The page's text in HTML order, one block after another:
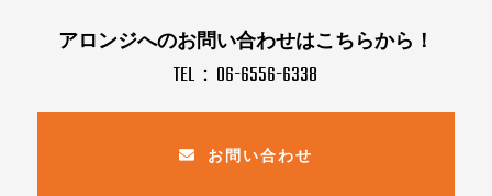
アロンジへのお問い合わせはこちらから！
TEL：06-6556-6338
お問い合わせ